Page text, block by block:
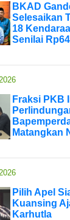
BKAD
Selesaikan
18
Senilai
Fraksi PKB
Matangkan
Pilih Apel
Kuansing
Karhutla